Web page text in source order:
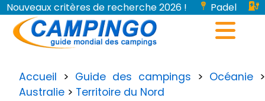
Nouveaux critères de recherche 2026 !
Padel
Bornes de recharge pour véhicules électriques...
Accueil > Guide des campings > Océanie >
Australie > Territoire du Nord